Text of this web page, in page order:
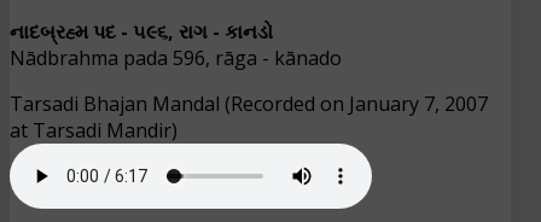
નાદબ્રહ્મ પદ - ૫૯૬, રાગ - કાનડો
Nādbrahma pada 596, rāga - kānado
Tarsadi Bhajan Mandal (Recorded on January 7, 2007
at Tarsadi Mandir)